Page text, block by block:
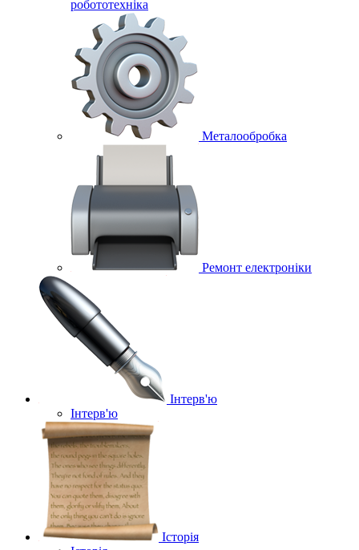
робототехніка
Металообробка
Ремонт електроніки
Інтерв'ю
Інтерв'ю
Історія